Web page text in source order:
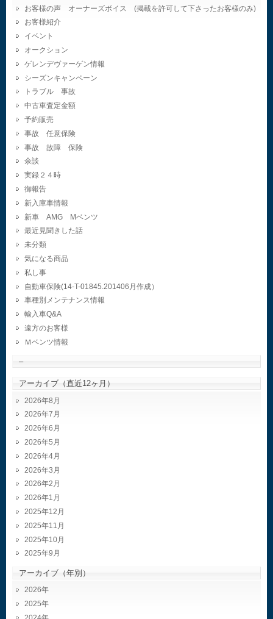
お客様の声 オーナーズボイス (掲載を許可して下さったお客様のみ)
お客様紹介
イベント
オークション
ゲレンデヴァーゲン情報
シーズンキャンペーン
トラブル 事故
中古車査定金額
予約販売
事故 任意保険
事故 故障 保険
余談
実録２４時
御報告
新入庫車情報
新車 AMG Mベンツ
最近見聞きした話
未分類
気になる商品
私し事
自動車保険(14-T-01845.201406月作成）
車種別メンテナンス情報
輸入車Q&A
遠方のお客様
Ｍベンツ情報
–
アーカイブ（直近12ヶ月）
2026年8月
2026年7月
2026年6月
2026年5月
2026年4月
2026年3月
2026年2月
2026年1月
2025年12月
2025年11月
2025年10月
2025年9月
アーカイブ（年別）
2026
2025